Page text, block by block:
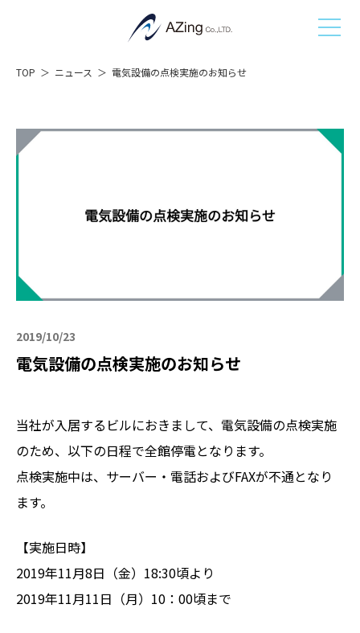
TOP ニュース 電気設備の点検実施のお知らせ
2019/10/23
電気設備の点検実施のお知らせ
当社が入居するビルにおきまして、電気設備の点検実施
のため、以下の日程で全館停電となります。
点検実施中は、サーバー・電話およびFAXが不通となり
ます。
【実施日時】
2019年11月8日（金）18:30頃より
2019年11月11日（月）10：00頃まで